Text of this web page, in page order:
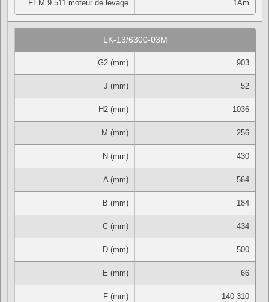
FEM 9.511 moteur de levage 1Am
LK-13/6300-03M
G2 (mm) 903
J (mm) 52
H2 (mm) 1036
M (mm) 256
N (mm) 430
A (mm) 564
B (mm) 184
C (mm) 434
D (mm) 500
E (mm) 66
F (mm) 140-310